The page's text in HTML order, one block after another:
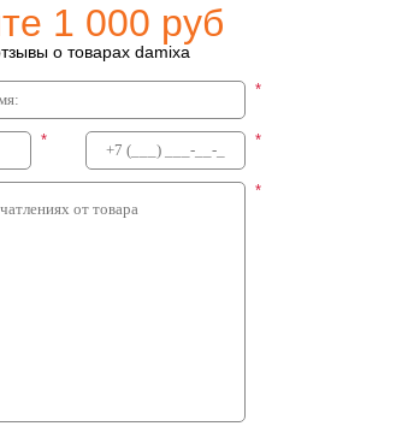
1 000 руб
о товарах damixa
*
* *
*